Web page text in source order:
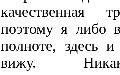
качественная
поэтому я либо
полноте, здесь
вижу.